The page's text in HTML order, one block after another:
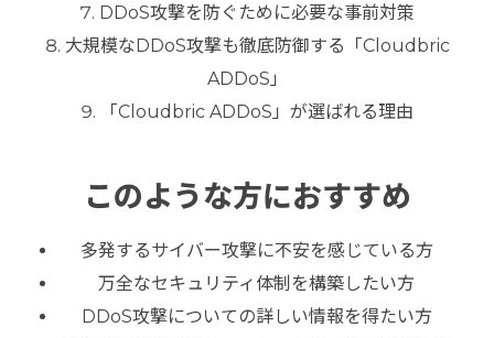
DDoS攻撃を防ぐために必要な事前対策
大規模なDDoS攻撃も徹底防御する「Cloudbric
ADDoS」
「Cloudbric ADDoS」が選ばれる理由
このような方におすすめ
多発するサイバー攻撃に不安を感じている方
万全なセキュリティ体制を構築したい方
DDoS攻撃についての詳しい情報を得たい方